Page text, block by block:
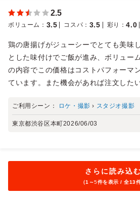
2.5
ボリューム ： 3.5 コスパ ： 3.5 彩り ：4.0
鶏の唐揚げがジューシーでとても美味
とした味付けでご飯が進み、ボリュー
の内容でこの価格はコストパフォーマ
ています。また機会があれば注文した
ご利用シーン： ロケ・撮影 › スタジオ撮影
東京都渋谷区本町2026/06/03
さらに読み込む
（1～5件を表示 / 全13件